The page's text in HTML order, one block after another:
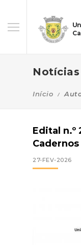
Notícias
Início
Edital n.º
27-FEV-2026